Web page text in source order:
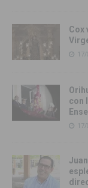
Cox
con